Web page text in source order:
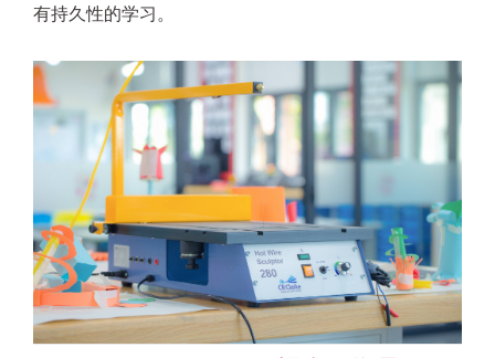
有持久性的学习。